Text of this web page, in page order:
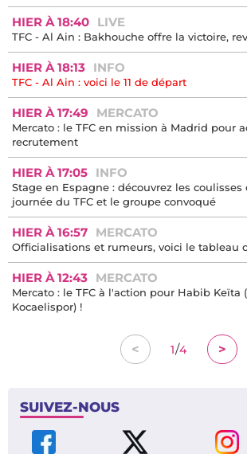
HIER À 18:40 LIVE
TFC - Al Ain : Bakhouche offre la victoire,
HIER À 18:13 INFO
TFC - Al Ain : voici le 11 de départ
HIER À 17:49 MERCATO
Mercato : le TFC en mission à Madrid pour
recrutement
HIER À 17:05 INFO
Stage en Espagne : découvrez les
journée du TFC et le groupe convoqué
HIER À 16:57 MERCATO
Officialisations et rumeurs, voici le tableau
HIER À 12:43 MERCATO
Mercato : le TFC à l'action pour Habib Keïta
Kocaelispor) !
< 1/4 >
SUIVEZ-NOUS